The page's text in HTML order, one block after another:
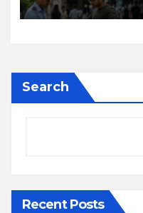
Search
Recent Posts